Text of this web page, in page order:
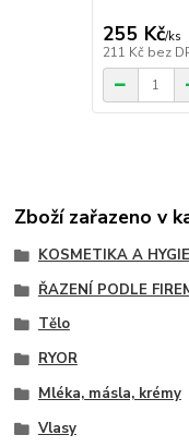
255 Kč/ks
211 Kč bez
Zboží zařazeno v
KOSMETIKA A
ŘAZENÍ PODLE
Tělo
RYOR
Mléka, másla, krémy
Vlasy